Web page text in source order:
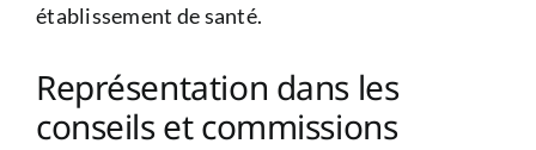
établissement de santé.
Représentation dans les
conseils et commissions